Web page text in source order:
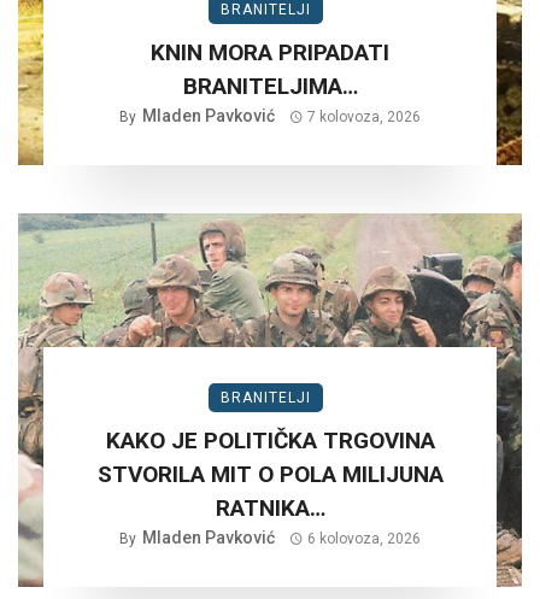
BRANITELJI
KNIN MORA PRIPADATI
BRANITELJIMA…
By Mladen Pavković 7 kolovoza, 2026
BRANITELJI
KAKO JE POLITIČKA TRGOVINA
STVORILA MIT O POLA MILIJUNA
RATNIKA…
By Mladen Pavković 6 kolovoza, 2026